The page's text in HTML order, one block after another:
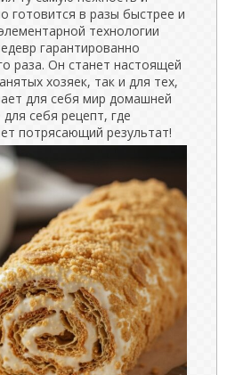
готовится в разы быстрее и
технологии
гарантированно
раза. Он станет настоящей
хозяек, так и для тех,
для себя мир домашней
себя рецепт, где
потрясающий результат!